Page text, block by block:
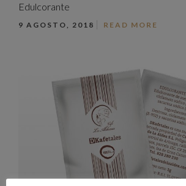
Edulcorante
9 AGOSTO, 2018 READ MORE